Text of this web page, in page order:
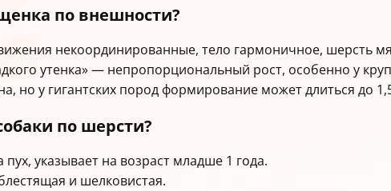
по внешности?
некоординированные, тело гармоничное, шерсть
утенка» — непропорциональный рост, особенно у
но у гигантских пород формирование может длиться до
по шерсти?
указывает на возраст младше 1 года.
и шелковистая.